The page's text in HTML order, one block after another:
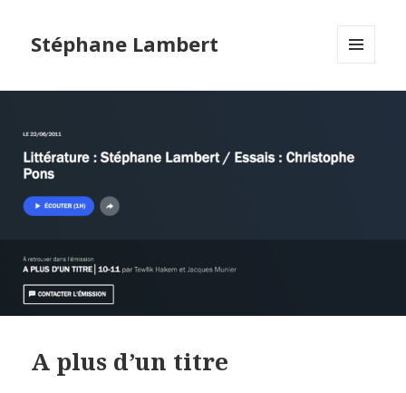
Stéphane Lambert
A plus d’un titre